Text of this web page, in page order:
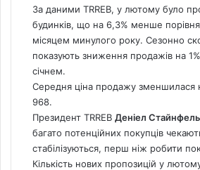
За даними TRREB, у лютому було
будинків, що на 6,3% менше
місяцем минулого року. Сезонно
показують зниження продажів на 1%
січнем.
Середня ціна продажу зменшилася
968.
Президент TRREB Деніел
багато потенційних покупців
стабілізуються, перш ніж робити
Кількість нових пропозицій у